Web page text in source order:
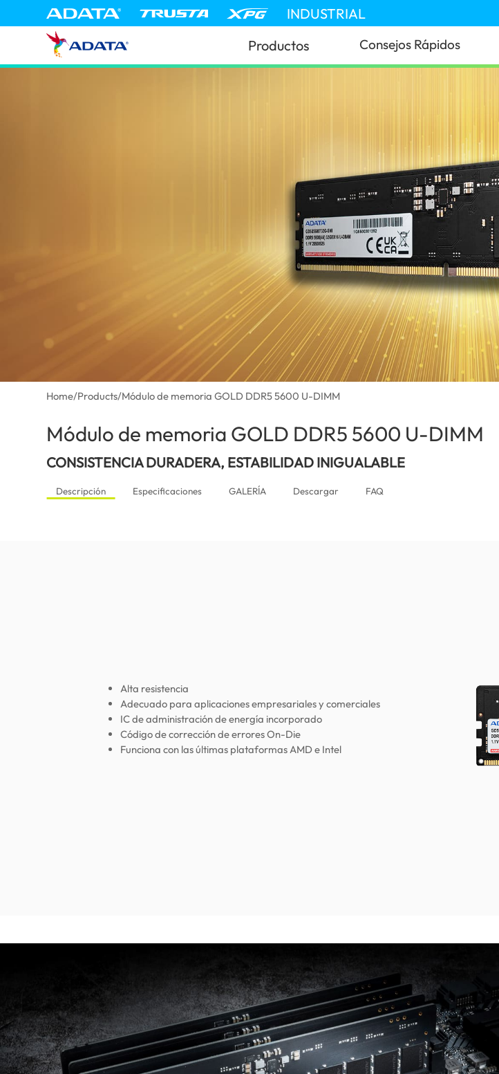
INDUSTRIAL
Productos Consejos Rápidos
Home/Products/Módulo de memoria GOLD DDR5 5600 U-DIMM
Módulo de memoria GOLD DDR5 5600 U-DIMM
CONSISTENCIA DURADERA, ESTABILIDAD INIGUALABLE
Descripción Especificaciones GALERÍA Descargar FAQ
Alta resistencia
Adecuado para aplicaciones empresariales y comerciales
IC de administración de energía incorporado
Código de corrección de errores On-Die
Funciona con las últimas plataformas AMD e Intel